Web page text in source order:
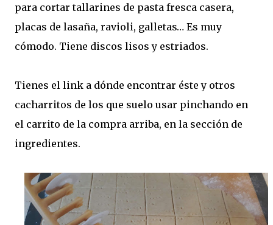
para cortar tallarines de pasta fresca casera,
placas de lasaña, ravioli, galletas… Es muy
cómodo. Tiene discos lisos y estriados.
Tienes el link a dónde encontrar éste y otros
cacharritos de los que suelo usar pinchando en
el carrito de la compra arriba, en la sección de
ingredientes.